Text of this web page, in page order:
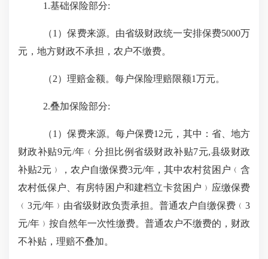
1.基础保险部分:
（1 ）保费来源。由省级财政统一安排保费5000万
元，地方财政不承担，农户不缴费。
（2）理赔金额。每户保险理赔限额1万元。
2.叠加保险部分:
（1 ）保费来源。每户保费12元，其中：省、地方
财政补贴9元/年 ﹙分担比例省级财政补贴7元,县级财政
补贴2元 ﹚ ，农户自缴保费3元/年，其中农村贫困户 ﹙ 含
农村低保户、有房特困户和建档立卡贫困户 ﹚ 应缴保费
﹙ 3元/年 ﹚ 由省级财政负责承担。普通农户自缴保费 ﹙ 3
元/年 ﹚ 按自然年一次性缴费。普通农户不缴费的，财政
不补贴，理赔不叠加。